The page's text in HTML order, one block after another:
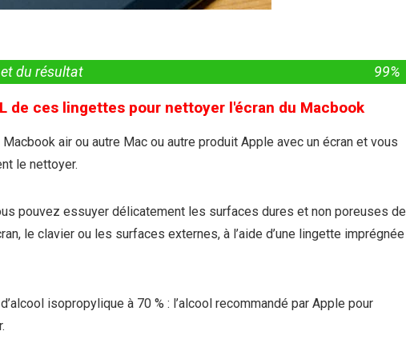
du résultat 99%
de ces lingettes pour nettoyer l'écran du Macbook
air ou autre Mac ou autre produit Apple avec un écran et vous
le nettoyer.
pouvez essuyer délicatement les surfaces dures et non poreuses de
le clavier ou les surfaces externes, à l’aide d’une lingette imprégnée
isopropylique à 70 % : l’alcool recommandé par Apple pour